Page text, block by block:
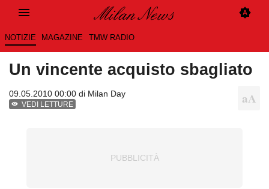
NOTIZIE MAGAZINE TMW RADIO
Un vincente acquisto sbagliato
09.05.2010 00:00 di Milan Day
VEDI LETTURE